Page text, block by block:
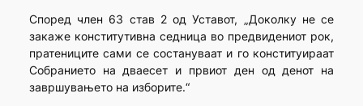
Според член 63 став 2 од Уставот, „Доколку не се
закаже конститутивна седница во предвидениот рок,
пратениците сами се состануваат и го конституираат
Собранието на дваесет и првиот ден од денот на
завршувањето на изборите.“